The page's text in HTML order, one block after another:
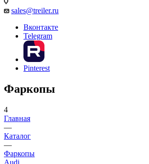
sales@treiler.ru
Вконтакте
Telegram
Pinterest
Фаркопы
4
Главная
—
Каталог
—
Фаркопы
Audi